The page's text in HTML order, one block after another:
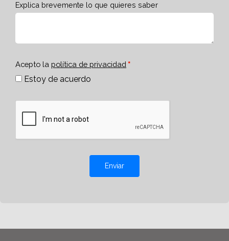
Explica brevemente lo que quieres saber
Acepto la política de privacidad
Estoy de acuerdo
Enviar